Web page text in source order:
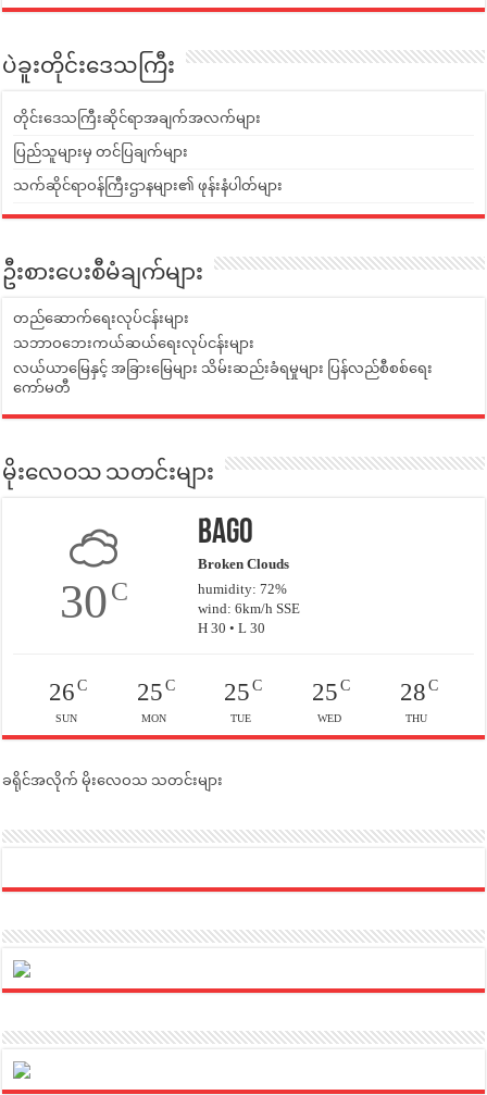
ပဲခူးတိုင်းဒေသကြီး
တိုင်းဒေသကြီးဆိုင်ရာအချက်အလက်များ
ပြည်သူများမှ တင်ပြချက်များ
သက်ဆိုင်ရာဝန်ကြီးဌာနများ၏ ဖုန်းနံပါတ်များ
ဦးစားပေးစီမံချက်များ
တည်ဆောက်ရေးလုပ်ငန်းများ
သဘာဝဘေးကယ်ဆယ်ရေးလုပ်ငန်းများ
လယ်ယာမြေနှင့် အခြားမြေများ သိမ်းဆည်းခံရမှုများ ပြန်လည်စီစစ်ရေး
ကော်မတီ
မိုးလေဝသ သတင်းများ
30C
Bago
Broken Clouds
humidity: 72%
wind: 6km/h SSE
H 30 • L 30
26C
SUN
25C
MON
25 C
TUE
25C
WED
28C
THU
ခရိုင်အလိုက် မိုးလေဝသ သတင်းများ